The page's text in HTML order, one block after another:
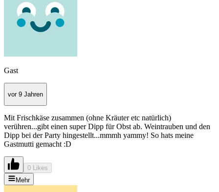
Gast
vor 9 Jahren
Mit Frischkäse zusammen (ohne Kräuter etc natürlich)
verühren...gibt einen super Dipp für Obst ab. Weintrauben und den
Dipp bei der Party hingestellt...mmmh yammy! So hats meine
Gastmutti gemacht :D
0 Likes
Mehr